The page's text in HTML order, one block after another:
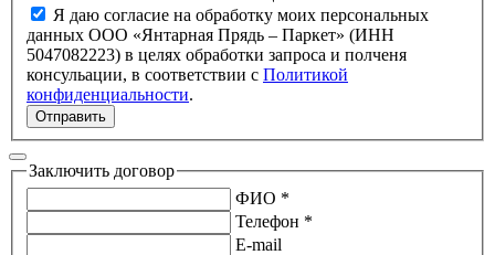
Я даю согласие на обработку моих персональных
данных ООО «Янтарная Прядь – Паркет» (ИНН
5047082223) в целях обработки запроса и полченя
консульации, в соответствии с Политикой
конфиденциальности.
Отправить
Заключить договор
ФИО *
Телефон *
E-mail